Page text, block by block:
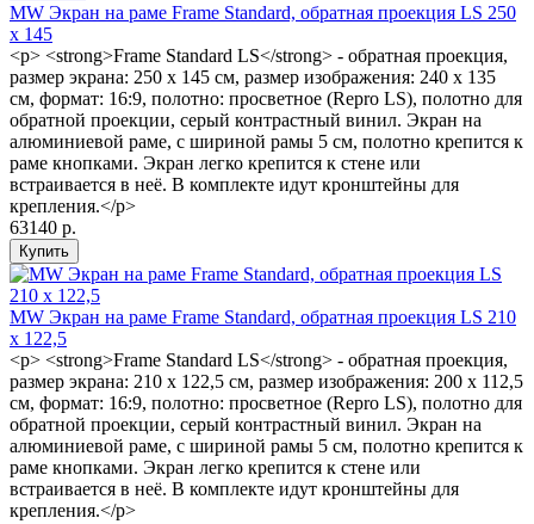
MW Экран на раме Frame Standard, обратная проекция LS 250
x 145
<p> <strong>Frame Standard LS</strong> - обратная проекция,
размер экрана: 250 x 145 см, размер изображения: 240 x 135
см, формат: 16:9, полотно: просветное (Repro LS), полотно для
обратной проекции, серый контрастный винил. Экран на
алюминиевой раме, с шириной рамы 5 см, полотно крепится к
раме кнопками. Экран легко крепится к стене или
встраивается в неё. В комплекте идут кронштейны для
крепления.</p>
63140 р.
MW Экран на раме Frame Standard, обратная проекция LS 210
x 122,5
<p> <strong>Frame Standard LS</strong> - обратная проекция,
размер экрана: 210 x 122,5 см, размер изображения: 200 х 112,5
см, формат: 16:9, полотно: просветное (Repro LS), полотно для
обратной проекции, серый контрастный винил. Экран на
алюминиевой раме, с шириной рамы 5 см, полотно крепится к
раме кнопками. Экран легко крепится к стене или
встраивается в неё. В комплекте идут кронштейны для
крепления.</p>